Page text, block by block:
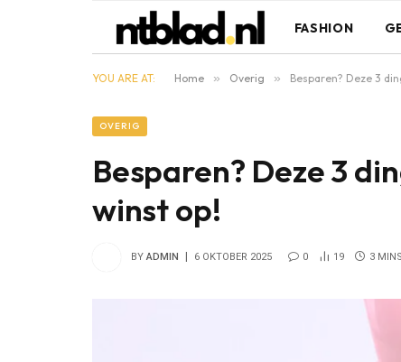
FASHION
YOU ARE AT: Home » Overig » Besparen? Deze 3
OVERIG
Besparen? Deze 3
winst op!
BY ADMIN 6 OKTOBER 2025 0 19 3